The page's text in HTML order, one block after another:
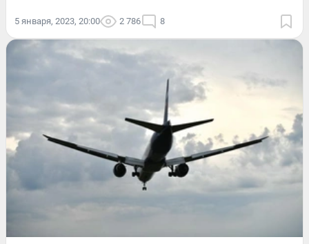
5 января, 2023, 20:00 2 786 8